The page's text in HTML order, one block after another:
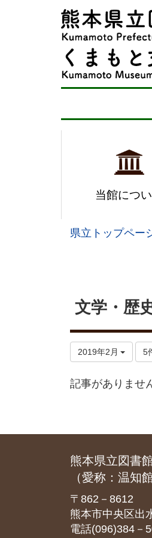
当館につ
県立トップペー
文学・歴
2019年2月 5
記事がありませ
熊本県立図書
（愛称：温知館
〒862－8612
熊本市中央区出
電話(096)384－